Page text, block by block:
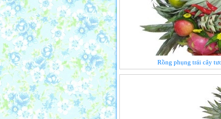
Rồng phụng trái cây